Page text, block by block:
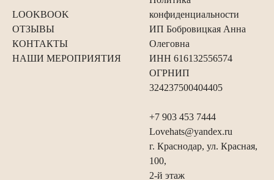
LOOKBOOK
ОТЗЫВЫ
КОНТАКТЫ
НАШИ МЕРОПРИЯТИЯ
конфиденциальности
ИП Бобровицкая Анна
Олеговна
ИНН 616132556574
ОГРНИП
324237500404405
+7 903 453 7444
Lovehats@yandex.ru
г. Краснодар, ул. Красная,
100,
2-й этаж